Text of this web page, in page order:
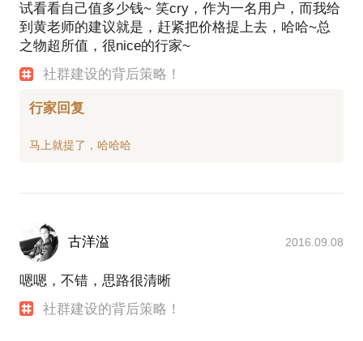
试看看自己值多少钱~ 笑cry，作为一名用户，而我给
到黄老师的建议就是，赶紧把价格提上去，哈哈~总
之物超所值，很nice的行家~
社群建设的背后策略！
行家回复
古洋溢 2016.09.08
嗯嗯，不错，思路很清晰
社群建设的背后策略！